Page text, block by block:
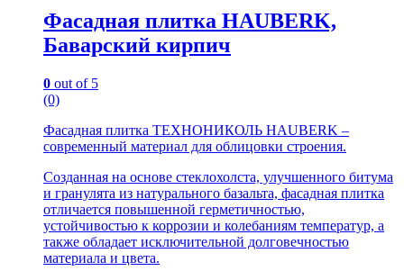
Фасадная плитка HAUBERK,
Баварский кирпич
0 out of 5
(0)
Фасадная плитка ТЕХНОНИКОЛЬ HAUBERK –
современный материал для облицовки строения.
Созданная на основе стеклохолста, улучшенного битума
и гранулята из натурального базальта, фасадная плитка
отличается повышенной герметичностью,
устойчивостью к коррозии и колебаниям температур, а
также обладает исключительной долговечностью
материала и цвета.